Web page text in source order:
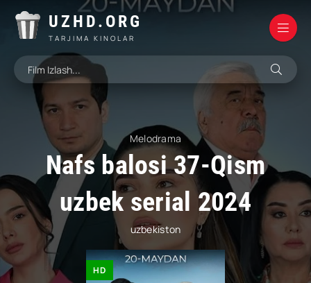
UZHD.ORG
TARJIMA KINOLAR
Melodrama
Nafs balosi 37-Qism
uzbek serial 2024
uzbekiston
HD